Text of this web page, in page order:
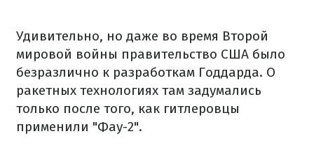
Удивительно, но даже во время Второй
мировой войны правительство США было
безразлично к разработкам Годдарда. О
ракетных технологиях там задумались
только после того, как гитлеровцы
применили "Фау-2".